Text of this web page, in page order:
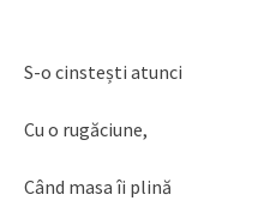
S-o cinstești atunci
Cu o rugăciune,
Când masa îi plină